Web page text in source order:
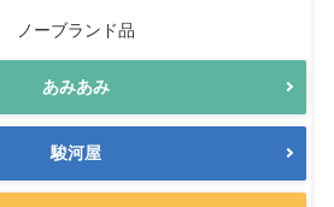
ノーブランド品
あみあみ
駿河屋